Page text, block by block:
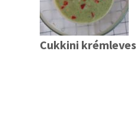
Cukkini krémleves